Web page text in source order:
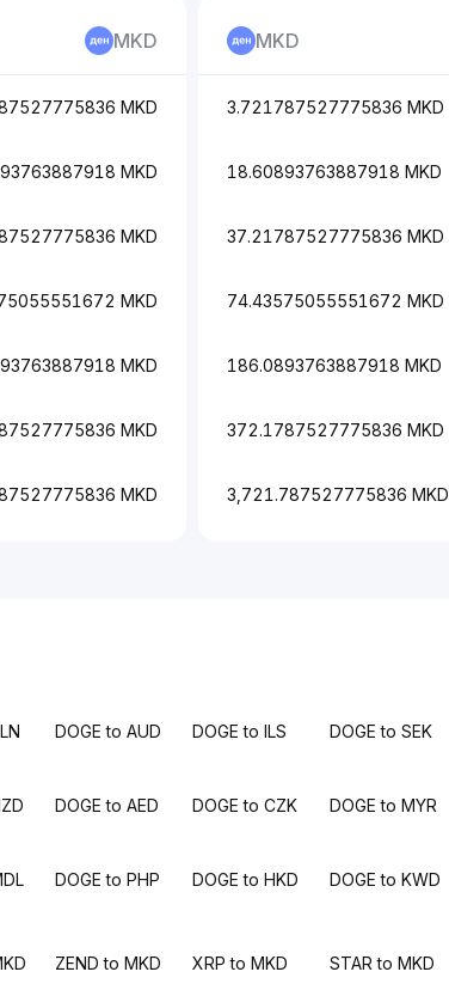
MKD
MKD
MKD
MKD
MKD
MKD
MKD
MKD
MKD
3.721787527775836 MKD
18.60893763887918 MKD
37.21787527775836 MKD
74.43575055551672 MKD
186.0893763887918 MKD
372.1787527775836 MKD
3,721.787527775836 MKD
DOGE to AUD DOGE to ILS DOGE to SEK
DOGE to AED DOGE to CZK DOGE to MYR
DOGE to PHP DOGE to HKD DOGE to KWD
ZEND to MKD XRP to MKD STAR to MKD